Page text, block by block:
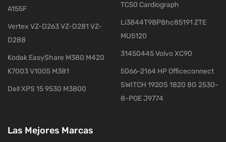
A155F
Vertex VZ-D263 VZ-D281 VZ-
D288
Kodak EasyShare M380 M420
K7003 V1005 M381
Dell XPS 15 9530 M3800
TC50 Cardiograph
Li3844T98P8hc85191 ZTE
MU5120
31450445 Volvo XC90
5066-2164 HP Officeconnect
SWITCH 1920S 1820 8G 2530-
8-POE J9774
Las Mejores Marcas